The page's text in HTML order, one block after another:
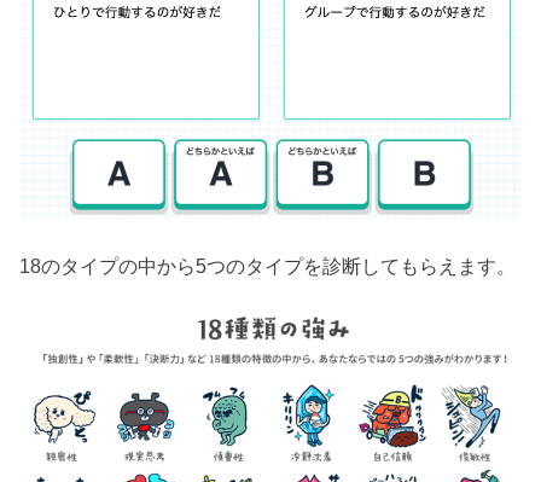
18のタイプの中から5つのタイプを診断してもらえます。